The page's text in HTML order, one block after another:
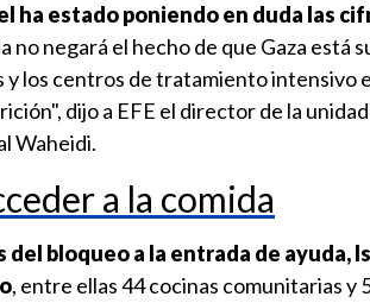
ha estado poniendo en duda las
no negará el hecho de que Gaza está
y los centros de tratamiento intensivo
dijo a EFE el director de la unidad
Waheidi.
a la comida
del bloqueo a la entrada de ayuda,
, entre ellas 44 cocinas comunitarias y